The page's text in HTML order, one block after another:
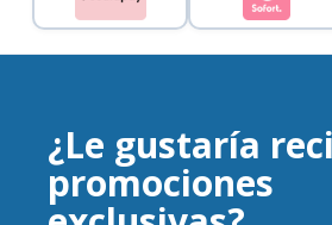
¿Le gustaría
promociones